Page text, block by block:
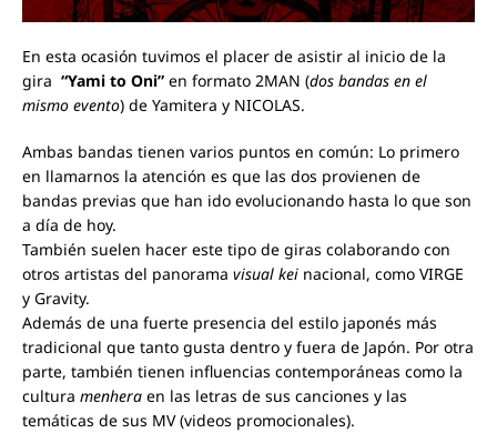
En esta ocasión tuvimos el placer de asistir al inicio de la
gira “Yami to Oni” en formato 2MAN (dos bandas en el
mismo evento) de Yamitera y NICOLAS.
Ambas bandas tienen varios puntos en común: Lo primero
en llamarnos la atención es que las dos provienen de
bandas previas que han ido evolucionando hasta lo que son
a día de hoy.
También suelen hacer este tipo de giras colaborando con
otros artistas del panorama visual kei nacional, como VIRGE
y Gravity.
Además de una fuerte presencia del estilo japonés más
tradicional que tanto gusta dentro y fuera de Japón. Por otra
parte, también tienen influencias contemporáneas como la
cultura menhera en las letras de sus canciones y las
temáticas de sus MV (videos promocionales).